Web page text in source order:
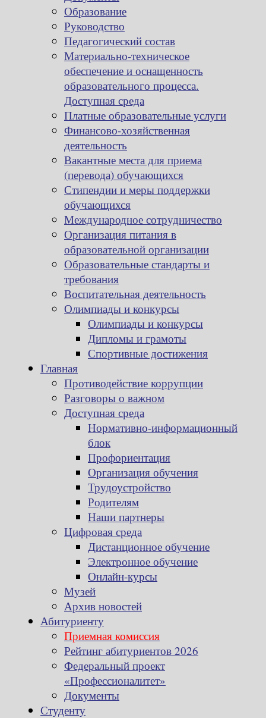
Образование
Руководство
Педагогический состав
Материально-техническое
обеспечение и оснащенность
образовательного процесса.
Доступная среда
Платные образовательные услуги
Финансово-хозяйственная
деятельность
Вакантные места для приема
(перевода) обучающихся
Стипендии и меры поддержки
обучающихся
Международное сотрудничество
Организация питания в
образовательной организации
Образовательные стандарты и
требования
Воспитательная деятельность
Олимпиады и конкурсы
Олимпиады и конкурсы
Дипломы и грамоты
Спортивные достижения
Главная
Противодействие коррупции
Разговоры о важном
Доступная среда
Нормативно-информационный
блок
Профориентация
Организация обучения
Трудоустройство
Родителям
Наши партнеры
Цифровая среда
Дистанционное обучение
Электронное обучение
Онлайн-курсы
Музей
Архив новостей
Абитуриенту
Приемная комиссия
Рейтинг абитуриентов 2026
Федеральный проект
«Профессионалитет»
Документы
Студенту